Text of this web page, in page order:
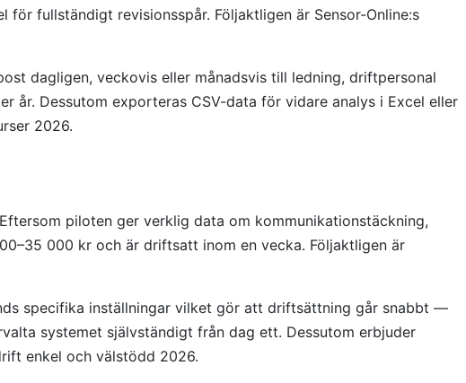
fullständigt revisionsspår. Följaktligen är Sensor-Online:s
dagligen, veckovis eller månadsvis till ledning, driftpersonal
år. Dessutom exporteras CSV-data för vidare analys i Excel eller
2026.
piloten ger verklig data om kommunikationstäckning,
000 kr och är driftsatt inom en vecka. Följaktligen är
specifika inställningar vilket gör att driftsättning går snabbt —
systemet självständigt från dag ett. Dessutom erbjuder
enkel och välstödd 2026.